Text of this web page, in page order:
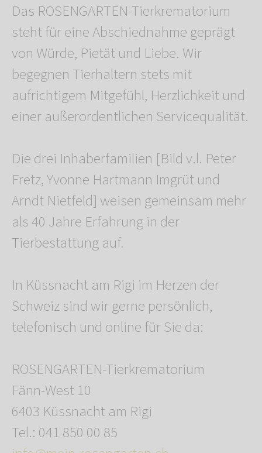
Das ROSENGARTEN-Tierkrematorium
steht für eine Abschiednahme geprägt
von Würde, Pietät und Liebe. Wir
begegnen Tierhaltern stets mit
aufrichtigem Mitgefühl, Herzlichkeit und
einer außerordentlichen Servicequalität.
Die drei Inhaberfamilien [Bild v.l. Peter
Fretz, Yvonne Hartmann Imgrüt und
Arndt Nietfeld] weisen gemeinsam mehr
als 40 Jahre Erfahrung in der
Tierbestattung auf.
In Küssnacht am Rigi im Herzen der
Schweiz sind wir gerne persönlich,
telefonisch und online für Sie da:
ROSENGARTEN-Tierkrematorium
Fänn-West 10
6403 Küssnacht am Rigi
Tel.: 041 850 00 85